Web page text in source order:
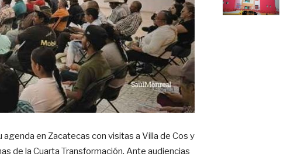
agenda en Zacatecas con visitas a Villa de Cos y
de la Cuarta Transformación. Ante audiencias